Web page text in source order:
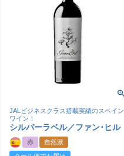
JALビジネスクラス搭載実績のスペイン
ワイン！
シルバーラベル／ファン･ヒル
赤
自然派